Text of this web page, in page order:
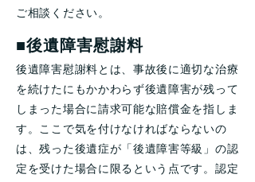
ご相談ください。
■後遺障害慰謝料
後遺障害慰謝料とは、事故後に適切な治療
を続けたにもかかわらず後遺障害が残って
しまった場合に請求可能な賠償金を指しま
す。ここで気を付けなければならないの
は、残った後遺症が「後遺障害等級」の認
定を受けた場合に限るという点です。認定